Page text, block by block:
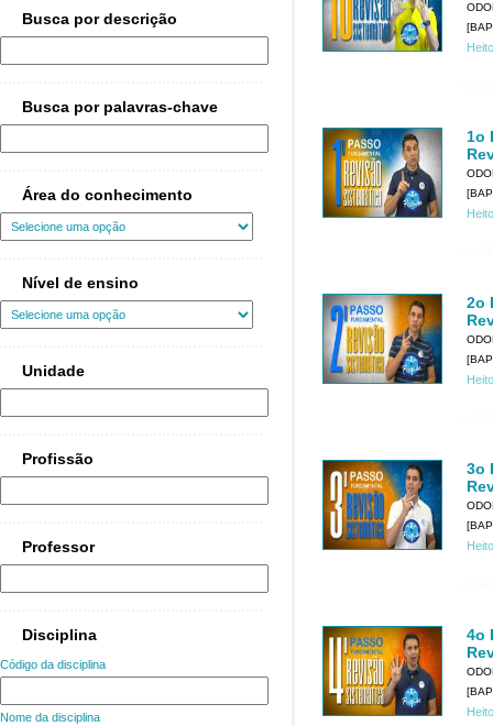
Busca por descrição
Busca por palavras-chave
Área do conhecimento
Nível de ensino
Unidade
Profissão
Professor
Disciplina
Código da disciplina
Nome da disciplina
1o
2o
3o
4o